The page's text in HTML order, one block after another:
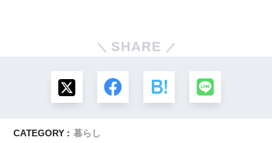
SHARE
CATEGORY : 暮らし